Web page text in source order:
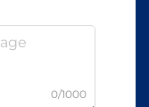
0/1000